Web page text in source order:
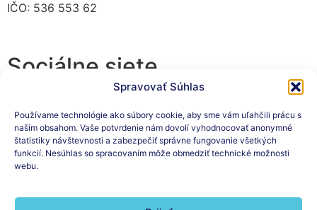
Spravovať Súhlas
Používame technológie ako súbory cookie, aby sme vám uľahčili prácu s
naším obsahom. Vaše potvrdenie nám dovolí vyhodnocovať anonymné
štatistiky návštevnosti a zabezpečiť správne fungovanie všetkých
funkcií. Nesúhlas so spracovaním môže obmedziť technické možnosti
webu.
IČO: 536 553 62
Sociálne siete
Prihláste sa na odber nášho
newslettera